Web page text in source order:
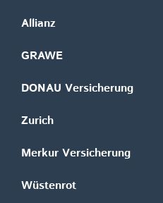
Allianz
GRAWE
DONAU Versicherung
Zurich
Merkur Versicherung
Wüstenrot